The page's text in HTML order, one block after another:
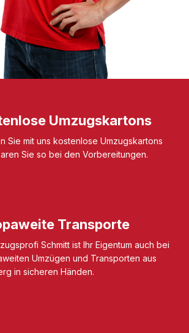
Umzugskartons
Sie mit uns kostenlose Umzugskartons
Sie so bei den Vorbereitungen.
Transporte
Schmitt ist Ihr Eigentum auch bei
Umzügen und Transporten aus
in sicheren Händen.